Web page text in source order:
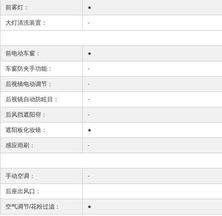
前雾灯： ●
大灯清洗装置： -
前电动车窗： ●
车窗防夹手功能： -
后视镜电动调节： -
后视镜自动防眩目： -
后风挡遮阳帘： -
遮阳板化妆镜： ●
感应雨刷： -
手动空调： -
后座出风口：
空气调节/花粉过滤： ●